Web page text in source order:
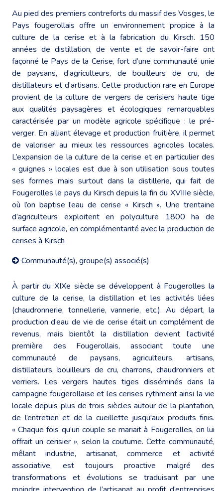
Au pied des premiers contreforts du massif des Vosges, le
Pays fougerollais offre un environnement propice à la
culture de la cerise et à la fabrication du Kirsch. 150
années de distillation, de vente et de savoir-faire ont
façonné le Pays de la Cerise, fort d’une communauté unie
de paysans, d’agriculteurs, de bouilleurs de cru, de
distillateurs et d’artisans. Cette production rare en Europe
provient de la culture de vergers de cerisiers haute tige
aux qualités paysagères et écologiques remarquables
caractérisée par un modèle agricole spécifique : le pré-
verger. En alliant élevage et production fruitière, il permet
de valoriser au mieux les ressources agricoles locales.
L’expansion de la culture de la cerise et en particulier des
« guignes » locales est due à son utilisation sous toutes
ses formes mais surtout dans la distillerie, qui fait de
Fougerolles le pays du Kirsch depuis la fin du XVIIIe siècle,
où l’on baptise l’eau de cerise « Kirsch ». Une trentaine
d’agriculteurs exploitent en polyculture 1800 ha de
surface agricole, en complémentarité avec la production de
cerises à Kirsch
Communauté(s), groupe(s) associé(s)
À partir du XIXe siècle se développent à Fougerolles la
culture de la cerise, la distillation et les activités liées
(chaudronnerie, tonnellerie, vannerie, etc.). Au départ, la
production d’eau de vie de cerise était un complément de
revenus, mais bientôt la distillation devient l’activité
première des Fougerollais, associant toute une
communauté de paysans, agriculteurs, artisans,
distillateurs, bouilleurs de cru, charrons, chaudronniers et
verriers. Les vergers hautes tiges disséminés dans la
campagne fougerollaise et les cerises rythment ainsi la vie
locale depuis plus de trois siècles autour de la plantation,
de l’entretien et de la cueillette jusqu'aux produits finis.
« Chaque fois qu’un couple se mariait à Fougerolles, on lui
offrait un cerisier », selon la coutume. Cette communauté,
mêlant industrie, artisanat, commerce et activité
associative, est toujours proactive malgré des
transformations et évolutions se traduisant par une